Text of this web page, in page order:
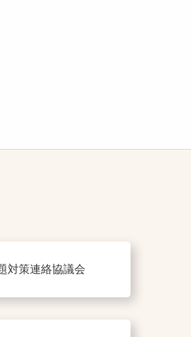
対策連絡協議会